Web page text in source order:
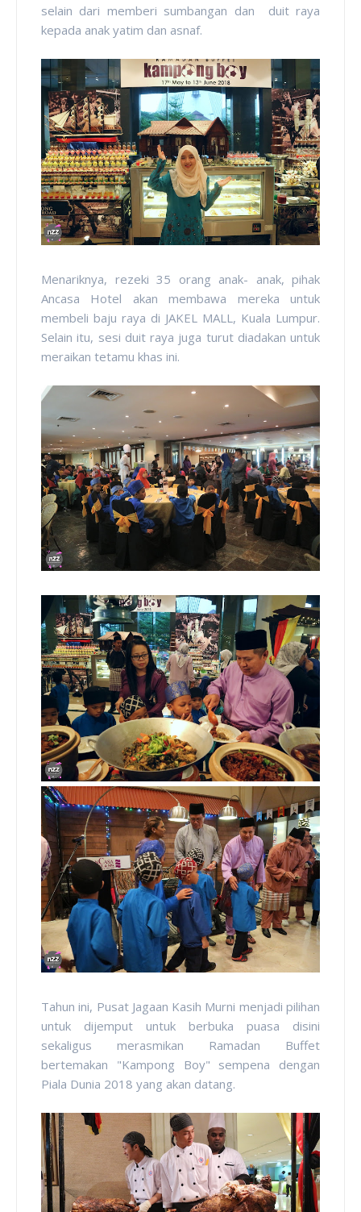
selain dari memberi sumbangan dan duit raya
kepada anak yatim dan asnaf.
Menariknya, rezeki 35 orang anak- anak, pihak
Ancasa Hotel akan membawa mereka untuk
membeli baju raya di JAKEL MALL, Kuala Lumpur.
Selain itu, sesi duit raya juga turut diadakan untuk
meraikan tetamu khas ini.
Tahun ini, Pusat Jagaan Kasih Murni menjadi pilihan
untuk dijemput untuk berbuka puasa disini
sekaligus merasmikan Ramadan Buffet
bertemakan "Kampong Boy" sempena dengan
Piala Dunia 2018 yang akan datang.